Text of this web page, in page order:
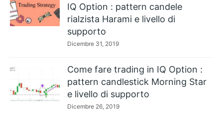
IQ Option : pattern candele
rialzista Harami e livello di
supporto
Dicembre 31, 2019
Come fare trading in IQ Option :
pattern candlestick Morning Star
e livello di supporto
Dicembre 26, 2019